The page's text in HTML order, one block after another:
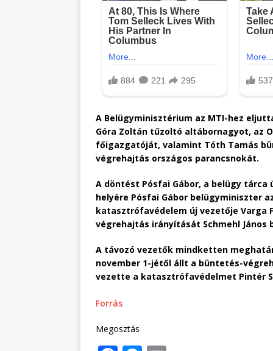
A Belügyminisztérium az MTI-hez
Góra Zoltán tűzoltó altábornagyot, az
főigazgatóját, valamint Tóth Tamás
végrehajtás országos parancsnokát.
A döntést Pósfai Gábor, a belügy
helyére Pósfai Gábor belügyminiszter
katasztrófavédelem új vezetője
végrehajtás irányítását Schmehl
A távozó vezetők mindketten
november 1-jétől állt a büntetés-
vezette a katasztrófavédelmet Pintér
Forrás
Megosztás